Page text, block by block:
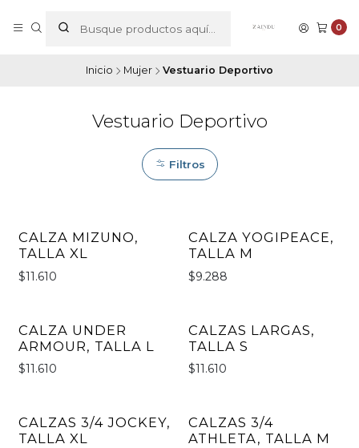
0
Inicio Mujer Vestuario Deportivo
Vestuario Deportivo
Filtros
CALZA MIZUNO,
TALLA XL
$11.610
CALZA YOGIPEACE,
TALLA M
$9.288
CALZA UNDER
ARMOUR, TALLA L
$11.610
CALZAS LARGAS,
TALLA S
$11.610
CALZAS 3/4 JOCKEY,
TALLA XL
CALZAS 3/4
ATHLETA, TALLA M